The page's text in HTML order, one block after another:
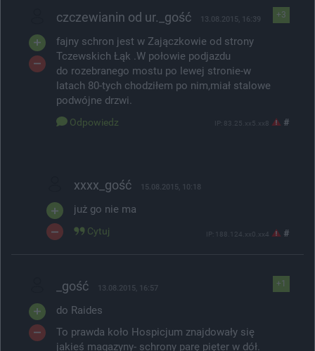
+3
czczewianin od ur._gość 13.08.2015, 16:39
fajny schron jest w Zajączkowie od strony
Tczewskich Łąk .W połowie podjazdu
do rozebranego mostu po lewej stronie-w
latach 80-tych chodziłem po nim,miał stalowe
podwójne drzwi.
Odpowiedz IP: 83.25.xx5.xx8 #
xxxx_gość 15.08.2015, 10:18
już go nie ma
Cytuj IP: 188.124.xx0.xx4 #
+1
_gość 13.08.2015, 16:57
do Raides
To prawda koło Hospicjum znajdowały się
jakieś magazyny- schrony parę pięter w dół.